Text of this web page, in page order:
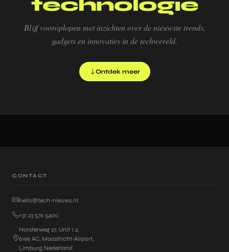
technologie
Blijf vooroplopen met inzichten over de nieuwste trends,
gadgets en innovaties in de techwereld.
Ontdek meer
CONTACT
hello@tech-nieuws.nl
+31 23 576 5400
Horsterweg 27, Unit 1.2,
6199 AC, Maastricht-Airport,
Limburg, Nederland